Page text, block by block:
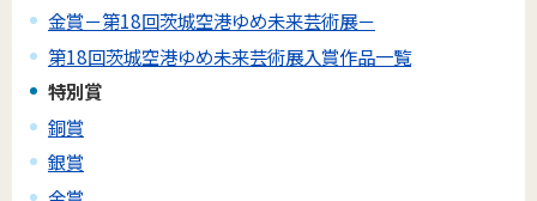
金賞－第18回茨城空港ゆめ未来芸術展－
第18回茨城空港ゆめ未来芸術展入賞作品一覧
特別賞
銅賞
銀賞